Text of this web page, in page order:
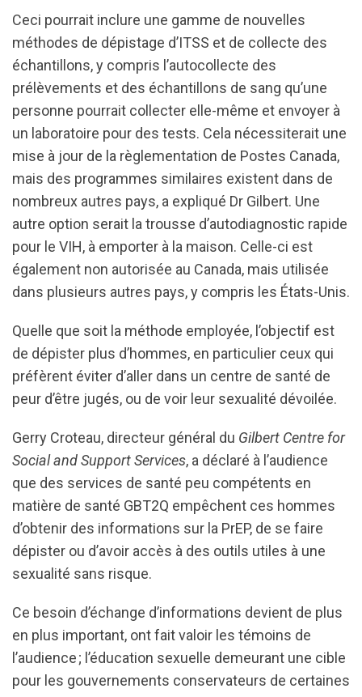
Ceci pourrait inclure une gamme de nouvelles
méthodes de dépistage d’ITSS et de collecte des
échantillons, y compris l’autocollecte des
prélèvements et des échantillons de sang qu’une
personne pourrait collecter elle-même et envoyer à
un laboratoire pour des tests. Cela nécessiterait une
mise à jour de la règlementation de Postes Canada,
mais des programmes similaires existent dans de
nombreux autres pays, a expliqué Dr Gilbert. Une
autre option serait la trousse d’autodiagnostic rapide
pour le VIH, à emporter à la maison. Celle-ci est
également non autorisée au Canada, mais utilisée
dans plusieurs autres pays, y compris les États-Unis.
Quelle que soit la méthode employée, l’objectif est
de dépister plus d’hommes, en particulier ceux qui
préfèrent éviter d’aller dans un centre de santé de
peur d’être jugés, ou de voir leur sexualité dévoilée.
Gerry Croteau, directeur général du Gilbert Centre for
Social and Support Services, a déclaré à l’audience
que des services de santé peu compétents en
matière de santé GBT2Q empêchent ces hommes
d’obtenir des informations sur la PrEP, de se faire
dépister ou d’avoir accès à des outils utiles à une
sexualité sans risque.
Ce besoin d’échange d’informations devient de plus
en plus important, ont fait valoir les témoins de
l’audience ; l’éducation sexuelle demeurant une cible
pour les gouvernements conservateurs de certaines